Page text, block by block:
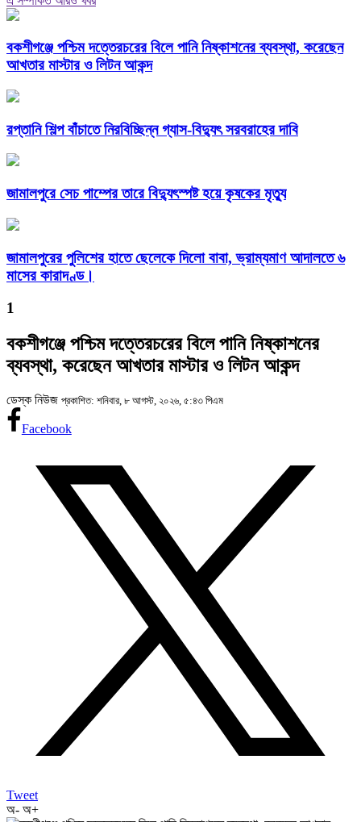
বকশীগঞ্জে পশ্চিম দত্তেরচরের বিলে পানি নিষ্কাশনের ব্যবস্থা, করেছেন
আখতার মাস্টার ও লিটন আকন্দ
রপ্তানি শিল্প বাঁচাতে নিরবিচ্ছিন্ন গ্যাস-বিদ্যুৎ সরবরাহের দাবি
জামালপুরে সেচ পাম্পের তারে বিদ্যুৎস্পষ্ট হয়ে কৃষকের মৃত্যু
জামালপুরের পুলিশের হাতে ছেলেকে দিলো বাবা, ভ্রাম্যমাণ আদালতে ৬
মাসের কারাদণ্ড।
1
বকশীগঞ্জে পশ্চিম দত্তেরচরের বিলে পানি নিষ্কাশনের
ব্যবস্থা, করেছেন আখতার মাস্টার ও লিটন আকন্দ
ডেস্ক নিউজ প্রকাশিত: শনিবার, ৮ আগস্ট, ২০২৬, ৫:৪৩ পিএম
Facebook
Tweet
অ- অ+